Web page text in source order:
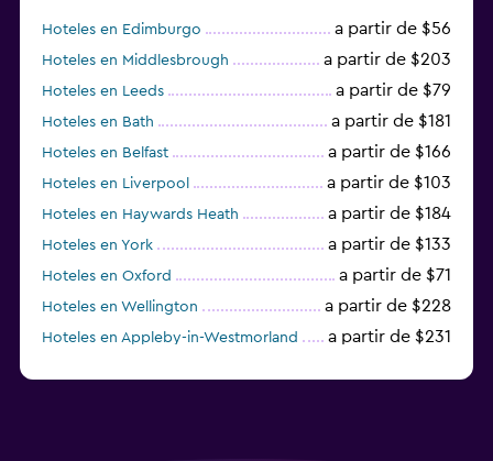
Hoteles en Edimburgo a partir de $56
Hoteles en Middlesbrough a partir de $203
Hoteles en Leeds a partir de $79
Hoteles en Bath a partir de $181
Hoteles en Belfast a partir de $166
Hoteles en Liverpool a partir de $103
Hoteles en Haywards Heath a partir de $184
Hoteles en York a partir de $133
Hoteles en Oxford a partir de $71
Hoteles en Wellington a partir de $228
Hoteles en Appleby-in-Westmorland a partir de $231